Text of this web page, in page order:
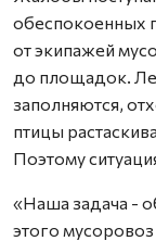
обеспокоенных
от экипажей
до площадок.
заполняются,
птицы
Поэтому
«Наша задача -
этого